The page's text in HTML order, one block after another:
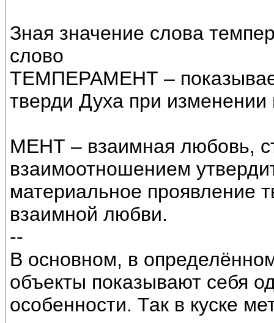
Зная значение слова
слово
ТЕМПЕРАМЕНТ –
тверди Духа при
МЕНТ – взаимная любовь,
взаимоотношением
материальное проявление
взаимной любви.
--
В основном, в
объекты показывают себя
особенности. Так в куске